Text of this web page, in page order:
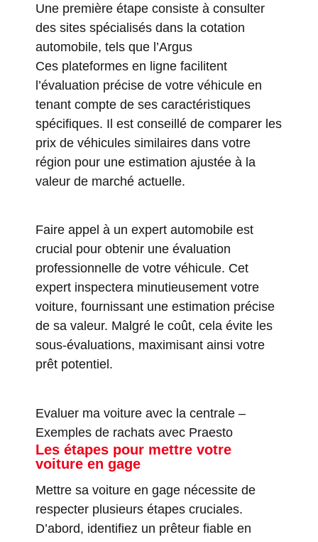
Une première étape consiste à consulter
des sites spécialisés dans la cotation
automobile, tels que l’Argus
Ces plateformes en ligne facilitent
l’évaluation précise de votre véhicule en
tenant compte de ses caractéristiques
spécifiques. Il est conseillé de comparer les
prix de véhicules similaires dans votre
région pour une estimation ajustée à la
valeur de marché actuelle.
Faire appel à un expert automobile est
crucial pour obtenir une évaluation
professionnelle de votre véhicule. Cet
expert inspectera minutieusement votre
voiture, fournissant une estimation précise
de sa valeur. Malgré le coût, cela évite les
sous-évaluations, maximisant ainsi votre
prêt potentiel.
Evaluer ma voiture avec la centrale –
Exemples de rachats avec Praesto
Les étapes pour mettre votre
voiture en gage
Mettre sa voiture en gage nécessite de
respecter plusieurs étapes cruciales.
D’abord, identifiez un prêteur fiable en